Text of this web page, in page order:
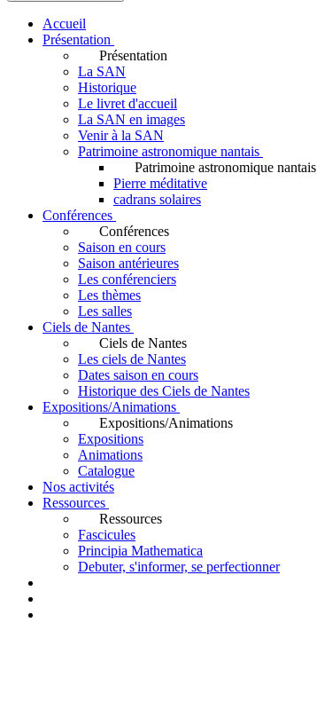
Accueil
Présentation
Présentation
La SAN
Historique
Le livret d'accueil
La SAN en images
Venir à la SAN
Patrimoine astronomique nantais
Patrimoine astronomique nantais
Pierre méditative
cadrans solaires
Conférences
Conférences
Saison en cours
Saison antérieures
Les conférenciers
Les thèmes
Les salles
Ciels de Nantes
Ciels de Nantes
Les ciels de Nantes
Dates saison en cours
Historique des Ciels de Nantes
Expositions/Animations
Expositions/Animations
Expositions
Animations
Catalogue
Nos activités
Ressources
Ressources
Fascicules
Principia Mathematica
Debuter, s'informer, se perfectionner